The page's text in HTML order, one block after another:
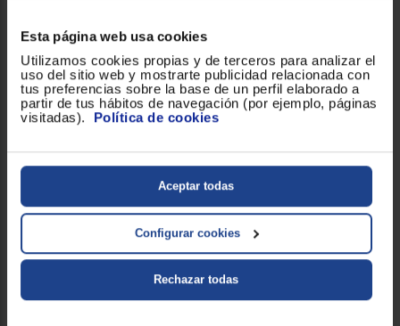
Esta página web usa cookies
Utilizamos cookies propias y de terceros para analizar el
uso del sitio web y mostrarte publicidad relacionada con
tus preferencias sobre la base de un perfil elaborado a
partir de tus hábitos de navegación (por ejemplo, páginas
visitadas). Política de cookies
Aceptar todas
Configurar cookies
Rechazar todas
Brújula electrónica
Función de reloj
! GPS
Identificador de llamadas
Memoria RAM (GB) 48 MB